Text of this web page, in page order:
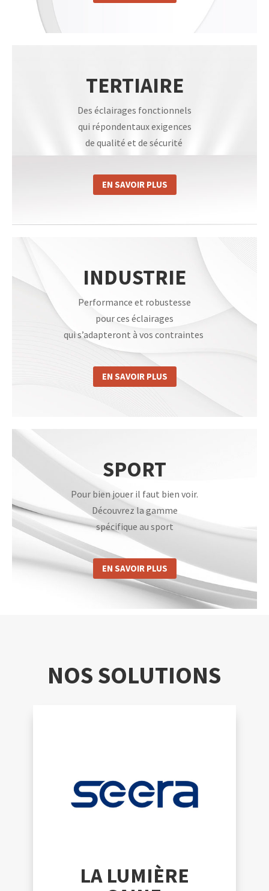
TERTIAIRE
Des éclairages fonctionnels
qui répondentaux exigences
de qualité et de sécurité
EN SAVOIR PLUS
INDUSTRIE
Performance et robustesse
pour ces éclairages
qui s’adapteront à vos contraintes
EN SAVOIR PLUS
SPORT
Pour bien jouer il faut bien voir.
Découvrez la gamme
spécifique au sport
EN SAVOIR PLUS
NOS SOLUTIONS
LA LUMIÈRE